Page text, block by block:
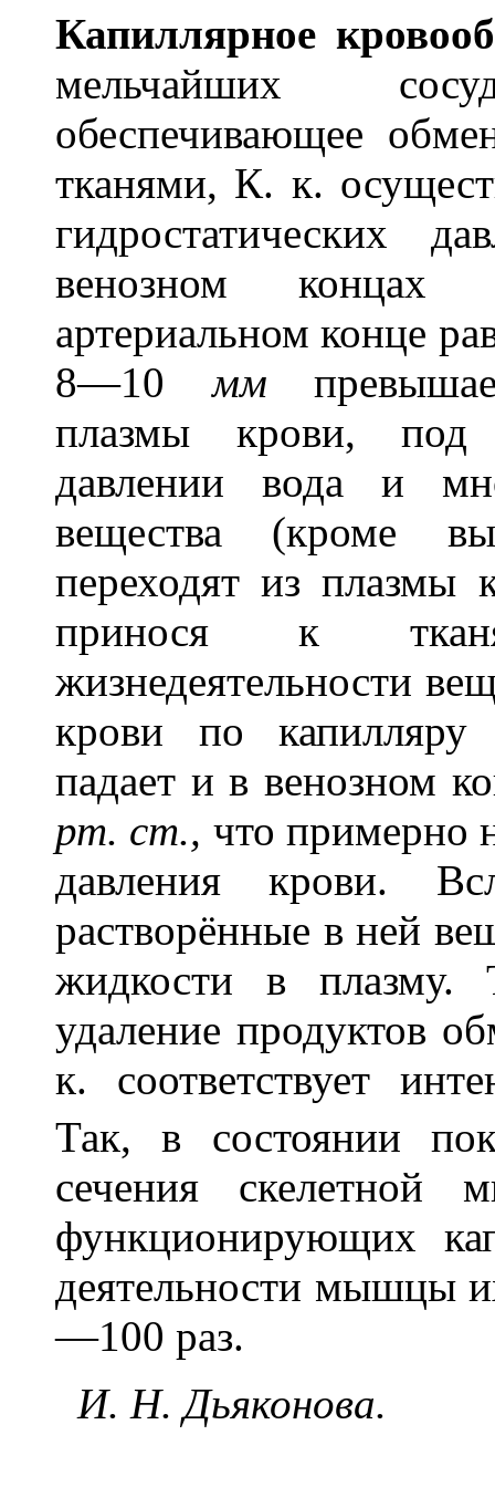
Капиллярное
мельчайших
обеспечивающее
тканями, К. к.
гидростатических
венозном
артериальном конце
8—10мм
плазмы крови, под
давлении вода и
вещества (кроме
переходят из плазмы
принося к
жизнедеятельности
крови по капилляру
падает и в венозном
рт. ст., что примерно
давления крови.
растворённые в ней
жидкости в плазму.
удаление продуктов
к. соответствует
Так, в состоянии
сечения
функционирующих
деятельности мышцы
—100 раз.
И. Н. Дьяконова.